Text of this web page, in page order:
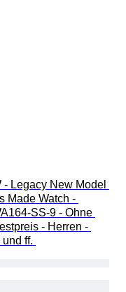
- Legacy New Model
Made Watch -
SS-9 - Ohne
- Herren -
und ff.